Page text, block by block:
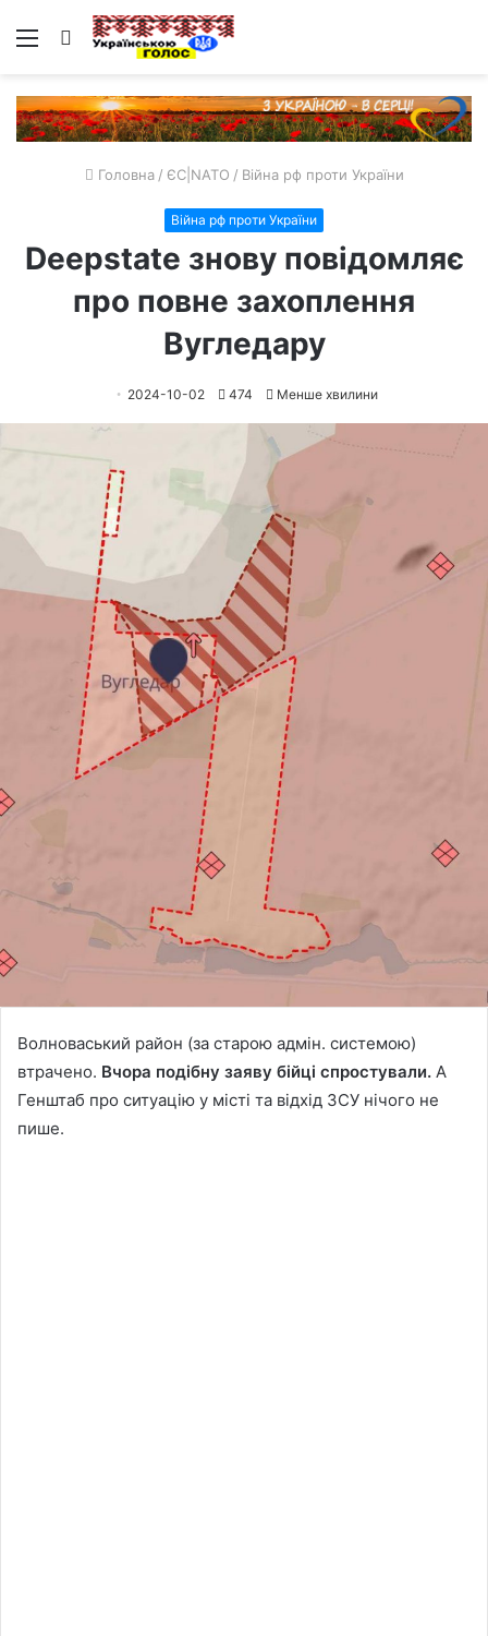
Меню Пошук
Головна / ЄС|NATO / Війна рф проти України
Війна рф проти України
Deepstate знову повідомляє
про повне захоплення
Вугледару
2024-10-02 474 Менше хвилини
Волноваський район (за старою адмін. системою)
втрачено. Вчора подібну заяву бійці спростували. А
Генштаб про ситуацію у місті та відхід ЗСУ нічого не
пише.